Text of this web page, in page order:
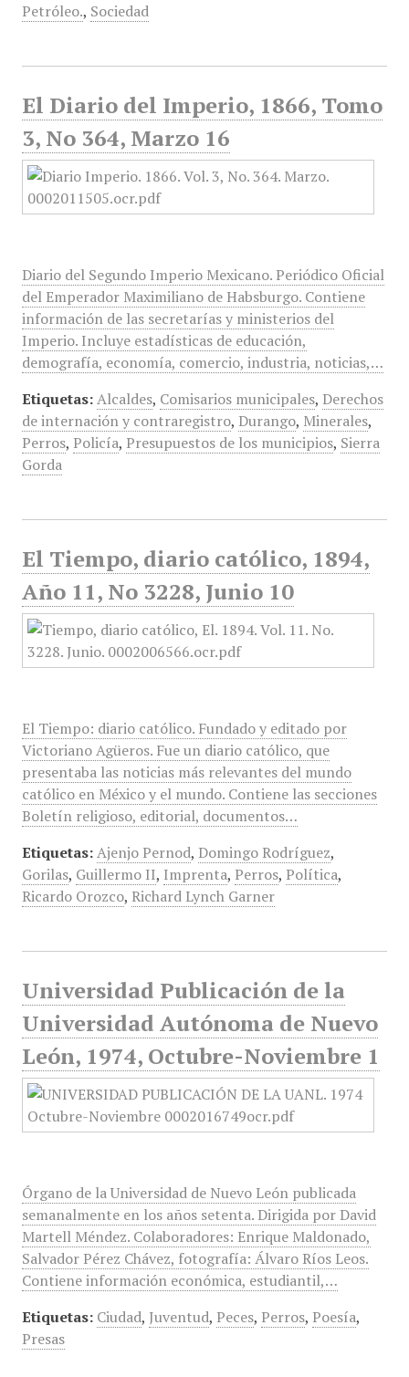
Petróleo., Sociedad
El Diario del Imperio, 1866, Tomo
3, No 364, Marzo 16
Diario del Segundo Imperio Mexicano. Periódico Oficial
del Emperador Maximiliano de Habsburgo. Contiene
información de las secretarías y ministerios del
Imperio. Incluye estadísticas de educación,
demografía, economía, comercio, industria, noticias,…
Etiquetas: Alcaldes, Comisarios municipales, Derechos
de internación y contraregistro, Durango, Minerales,
Perros, Policía, Presupuestos de los municipios, Sierra
Gorda
El Tiempo, diario católico, 1894,
Año 11, No 3228, Junio 10
El Tiempo: diario católico. Fundado y editado por
Victoriano Agüeros. Fue un diario católico, que
presentaba las noticias más relevantes del mundo
católico en México y el mundo. Contiene las secciones
Boletín religioso, editorial, documentos…
Etiquetas: Ajenjo Pernod, Domingo Rodríguez,
Gorilas, Guillermo II, Imprenta, Perros, Política,
Ricardo Orozco, Richard Lynch Garner
Universidad Publicación de la
Universidad Autónoma de Nuevo
León, 1974, Octubre-Noviembre 1
Órgano de la Universidad de Nuevo León publicada
semanalmente en los años setenta. Dirigida por David
Martell Méndez. Colaboradores: Enrique Maldonado,
Salvador Pérez Chávez, fotografía: Álvaro Ríos Leos.
Contiene información económica, estudiantil,…
Etiquetas: Ciudad, Juventud, Peces, Perros, Poesía,
Presas